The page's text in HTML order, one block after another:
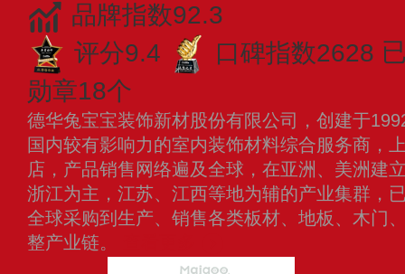
品牌指数92.3
评分9.4
口碑指数2628
勋章18个
德华兔宝宝装饰新材股份有限公司，创建于
国内较有影响力的室内装饰材料综合服务商，
店，产品销售网络遍及全球，在亚洲、美洲建
浙江为主，江苏、江西等地为辅的产业集群，
全球采购到生产、销售各类板材、地板、木门
整产业链。